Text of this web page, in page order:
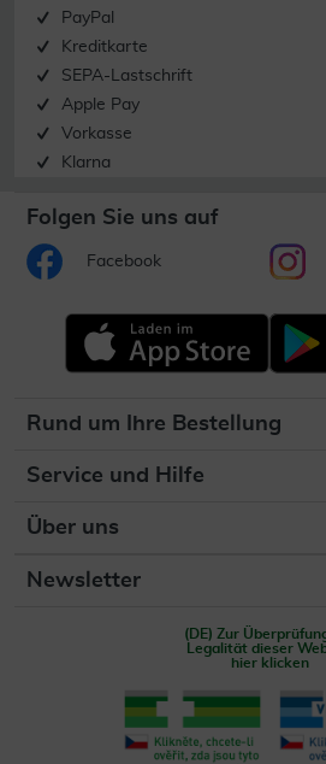
PayPal
Kreditkarte
SEPA-Lastschrift
Apple Pay
Vorkasse
Klarna
Folgen Sie uns auf
Facebook
Rund um Ihre Bestellung
Service und Hilfe
Über uns
Newsletter
(DE) Zur
Legalität dieser
hier klicken